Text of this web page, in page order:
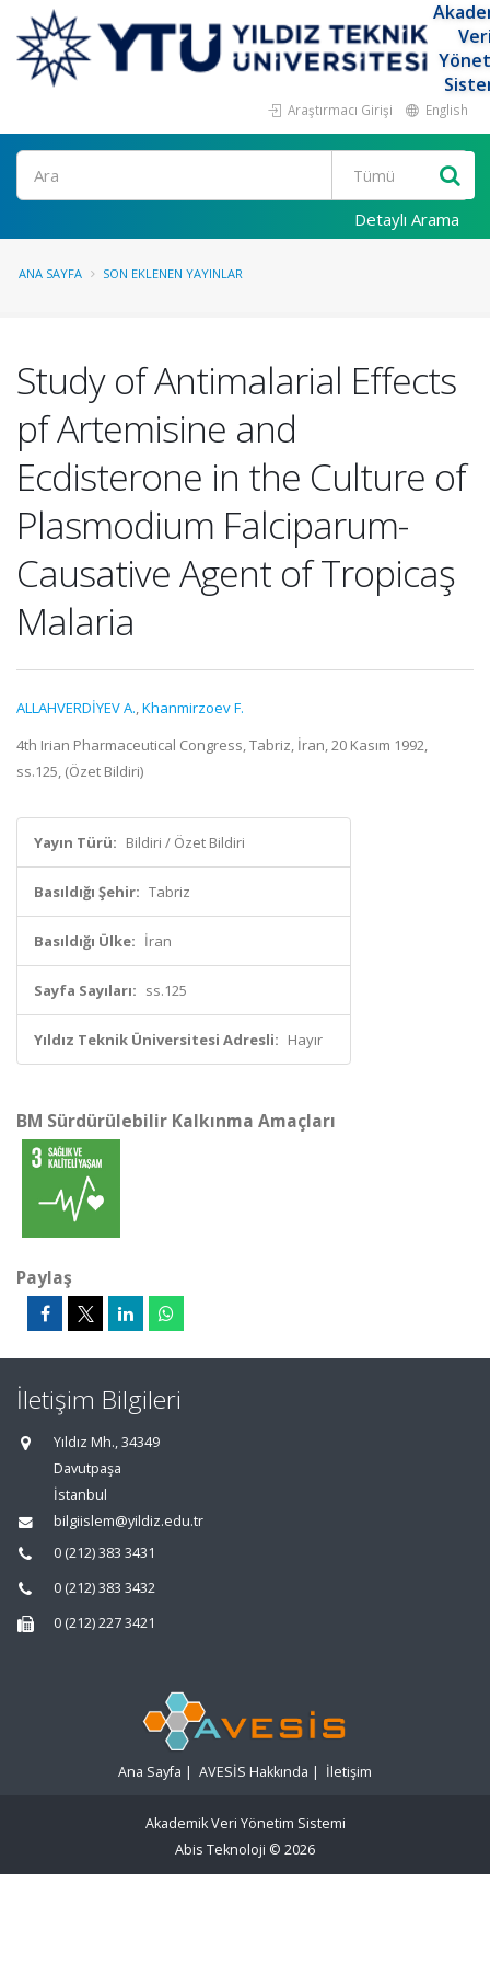
Araştırmacı Girişi English
Ara
Detaylı Arama
ANA SAYFA SON EKLENEN YAYINLAR
Study of Antimalarial Effects
pf Artemisine and
Ecdisterone in the Culture of
Plasmodium Falciparum-
Causative Agent of Tropicaş
Malaria
ALLAHVERDİYEV A.,Khanmirzoev F.
4th Irian Pharmaceutical Congress, Tabriz, İran, 20 Kasım 1992,
ss.125, (Özet Bildiri)
Yayın Türü: Bildiri / Özet Bildiri
Basıldığı Şehir: Tabriz
Basıldığı Ülke: İran
Sayfa Sayıları: ss.125
Yıldız Teknik Üniversitesi Adresli: Hayır
BM Sürdürülebilir Kalkınma Amaçları
Paylaş
İletişim Bilgileri
Yıldız Mh., 34349
Davutpaşa
İstanbul
bilgiislem@yildiz.edu.tr
0 (212) 383 3431
0 (212) 383 3432
0 (212) 227 3421
Ana Sayfa | AVESİS Hakkında | İletişim
Akademik Veri Yönetim Sistemi
Abis Teknoloji © 2026